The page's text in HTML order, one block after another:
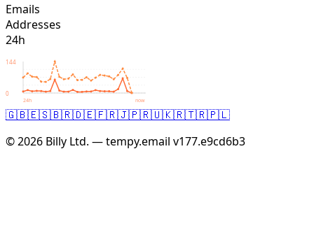
Emails
Addresses
24h
144
0
24h now
🇬🇧🇪🇸🇧🇷🇩🇪🇫🇷🇯🇵🇷🇺🇰🇷🇹🇷🇵🇱
© 2026 Billy Ltd. — tempy.email v177.e9cd6b3